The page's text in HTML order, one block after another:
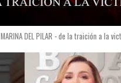
MARINA DEL PILAR - de la traición a la